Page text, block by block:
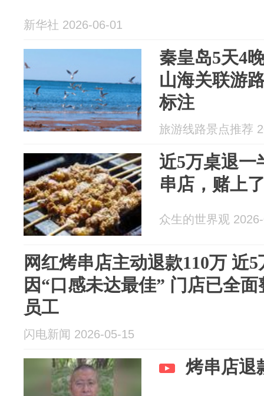
新华社 2026-06-01
秦皇岛5天4
山海关联游
标注
旅游线路景点推荐
近5万桌退一
串店，赌上
众生的世界观
网红烤串店主动退款110万 近
因“口感未达最佳” 门店已全
员工
闪电新闻 2026-05-15
烤串店退